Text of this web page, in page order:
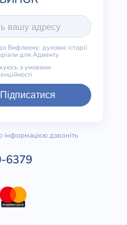
Вифлеєму: духовні історії
для Адвенту
з умовами
Підписатися
дзвоніть
6379